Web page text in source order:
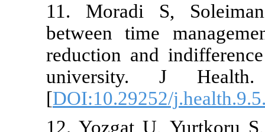
11.
between
reduction
[
12. Yozgat